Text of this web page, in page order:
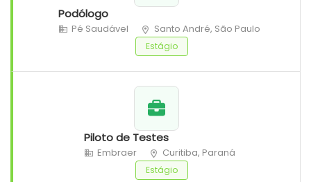
Podólogo
Pé Saudável Santo André, São Paulo
Estágio
Piloto de Testes
Embraer Curitiba, Paraná
Estágio